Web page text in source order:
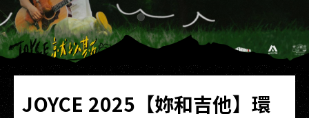
JOYCE 2025【妳和吉他】環